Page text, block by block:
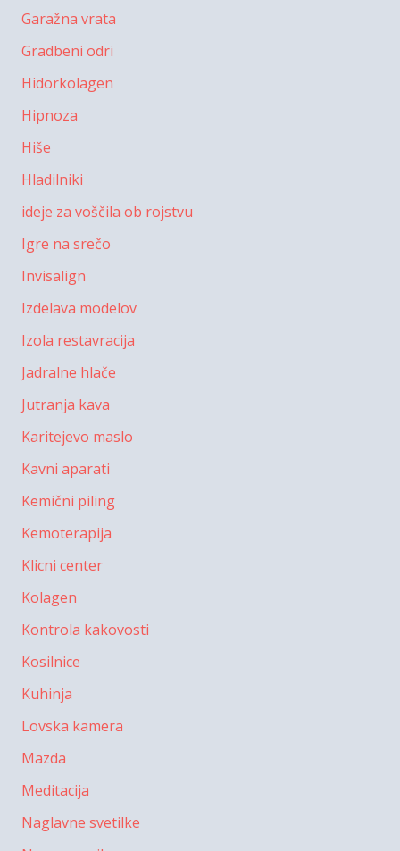
Garažna vrata
Gradbeni odri
Hidorkolagen
Hipnoza
Hiše
Hladilniki
ideje za voščila ob rojstvu
Igre na srečo
Invisalign
Izdelava modelov
Izola restavracija
Jadralne hlače
Jutranja kava
Karitejevo maslo
Kavni aparati
Kemični piling
Kemoterapija
Klicni center
Kolagen
Kontrola kakovosti
Kosilnice
Kuhinja
Lovska kamera
Mazda
Meditacija
Naglavne svetilke